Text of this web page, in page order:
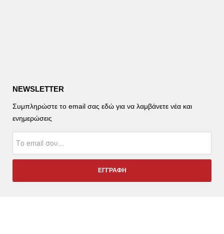
NEWSLETTER
Συμπληρώστε το email σας εδώ για να λαμβάνετε νέα και
ενημερώσεις